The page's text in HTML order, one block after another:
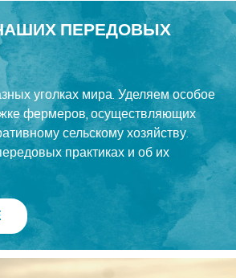
ПЕРЕДОВЫХ
уголках мира. Уделяем особое
фермеров, осуществляющих
сельскому хозяйству.
практиках и об их